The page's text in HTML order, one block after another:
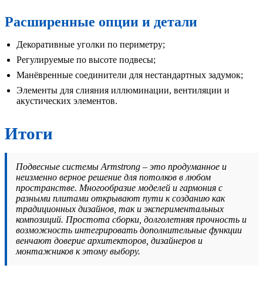
Расширенные опции и детали
Декоративные уголки по периметру;
Регулируемые по высоте подвесы;
Манёвренные соединители для нестандартных задумок;
Элементы для слияния иллюминации, вентиляции и
акустических элементов.
Итоги
Подвесные системы Armstrong – это продуманное и
неизменно верное решение для потолков в любом
пространстве. Многообразие моделей и гармония с
разными плитами открывают пути к созданию как
традиционных дизайнов, так и экспериментальных
композиций. Простота сборки, долголетняя прочность и
возможность интегрировать дополнительные функции
венчают доверие архитекторов, дизайнеров и
монтажников к этому выбору.